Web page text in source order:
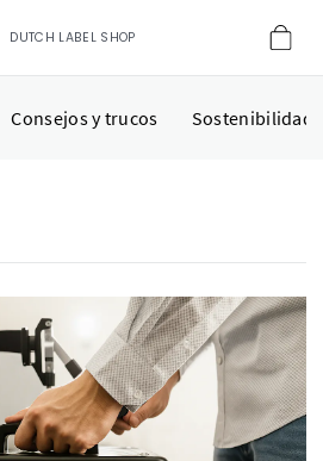
DUTCH LABEL SHOP
Consejos y trucos Sostenibilidad